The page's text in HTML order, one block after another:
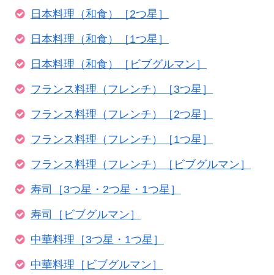
日本料理（和食）［2つ星］
日本料理（和食）［1つ星］
日本料理（和食）［ビブグルマン］
フランス料理（フレンチ）［3つ星］
フランス料理（フレンチ）［2つ星］
フランス料理（フレンチ）［1つ星］
フランス料理（フレンチ）［ビブグルマン］
寿司［3つ星・2つ星・1つ星］
寿司［ビブグルマン］
中華料理［3つ星・1つ星］
中華料理［ビブグルマン］